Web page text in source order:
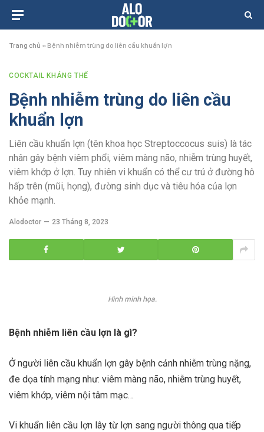
Trang chủ » Bệnh nhiễm trùng do liên cầu khuẩn lợn
COCKTAIL KHÁNG THỂ
Bệnh nhiễm trùng do liên cầu
khuẩn lợn
Liên cầu khuẩn lợn (tên khoa học Streptoccocus suis) là tác
nhân gây bệnh viêm phổi, viêm màng não, nhiễm trùng huyết,
viêm khớp ở lợn. Tuy nhiên vi khuẩn có thể cư trú ở đường hô
hấp trên (mũi, họng), đường sinh dục và tiêu hóa của lợn
khỏe mạnh.
Alodoctor 23 Tháng 8, 2023
Hình minh họa.
Bệnh nhiễm liên cầu lợn là gì?
Ở người liên cầu khuẩn lợn gây bệnh cảnh nhiễm trùng nặng,
đe dọa tính mạng như: viêm màng não, nhiễm trùng huyết,
viêm khớp, viêm nội tâm mạc…
Vi khuẩn liên cầu lợn lây từ lợn sang người thông qua tiếp